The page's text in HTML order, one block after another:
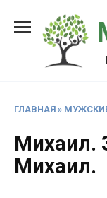
содержанию
ГЛАВНАЯ »
Михаил.
Михаил.